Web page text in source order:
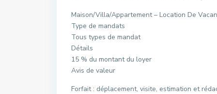
Maison/Villa/Appartement – Location De
Type de mandats
Tous types de mandat
Détails
15 % du montant du loyer
Avis de valeur
Forfait : déplacement, visite, estimation et